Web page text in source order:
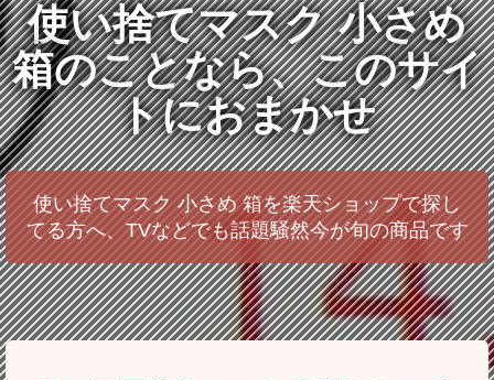
使い捨てマスク 小さめ
箱のことなら、このサイ
トにおまかせ
使い捨てマスク 小さめ 箱を楽天ショップで探し
てる方へ、TVなどでも話題騒然今が旬の商品です